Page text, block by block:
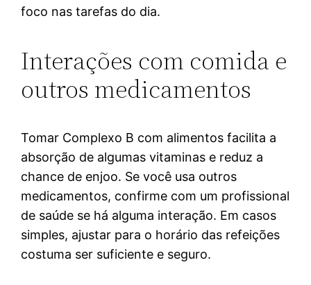
foco nas tarefas do dia.
Interações com comida e
outros medicamentos
Tomar Complexo B com alimentos facilita a
absorção de algumas vitaminas e reduz a
chance de enjoo. Se você usa outros
medicamentos, confirme com um profissional
de saúde se há alguma interação. Em casos
simples, ajustar para o horário das refeições
costuma ser suficiente e seguro.